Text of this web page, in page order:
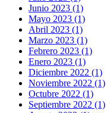
Junio 2023 (1)
Mayo 2023 (1)
Abril 2023 (1)
Marzo 2023 (1)
Febrero 2023 (1)
Enero 2023 (1)
Diciembre 2022 (1)
Noviembre 2022 (1)
Octubre 2022 (1)
Septiembre 2022 (1)